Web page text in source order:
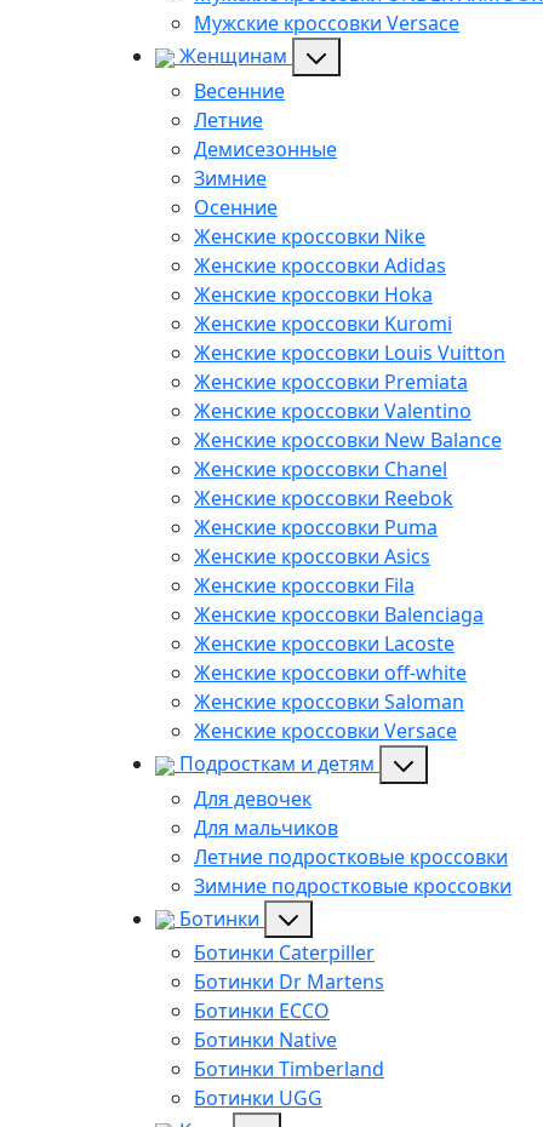
Мужские кроссовки Versace
Женщинам
Весенние
Летние
Демисезонные
Зимние
Осенние
Женские кроссовки Nike
Женские кроссовки Adidas
Женские кроссовки Hoka
Женские кроссовки Kuromi
Женские кроссовки Louis Vuitton
Женские кроссовки Premiata
Женские кроссовки Valentino
Женские кроссовки New Balance
Женские кроссовки Chanel
Женские кроссовки Reebok
Женские кроссовки Puma
Женские кроссовки Asics
Женские кроссовки Fila
Женские кроссовки Balenciaga
Женские кроссовки Lacoste
Женские кроссовки off-white
Женские кроссовки Saloman
Женские кроссовки Versace
Подросткам и детям
Для девочек
Для мальчиков
Летние подростковые кроссовки
Зимние подростковые кроссовки
Ботинки
Ботинки Caterpiller
Ботинки Dr Martens
Ботинки ECCO
Ботинки Native
Ботинки Timberland
Ботинки UGG